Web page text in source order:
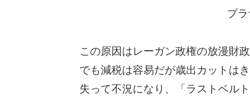
プ
この原因はレーガン政権の放漫財
でも減税は容易だが歳出カットは
失って不況になり、「ラストベル